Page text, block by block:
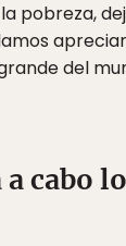
pobreza,
del
a cabo